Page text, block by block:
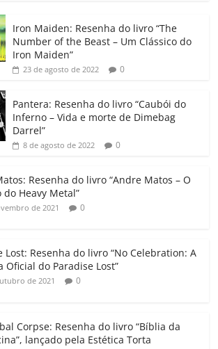
at
s
A
p
e
dI
gl
e
Cl
a
ss
ro
o
p
y
Li
k
m
p
h
ar
Iron Maiden: Resenha do livro “The
Number of the Beast – Um Clássico do
Iron Maiden”
23 de agosto de 2022 0
Pantera: Resenha do livro “Caubói do
Inferno – Vida e morte de Dimebag
Darrel”
8 de agosto de 2022 0
Resenha do livro “Andre Matos – O
do Heavy Metal”
de 2021 0
Lost: Resenha do livro “No Celebration: A
Oficial do Paradise Lost”
de 2021 0
Corpse: Resenha do livro “Bíblia da
lançado pela Estética Torta